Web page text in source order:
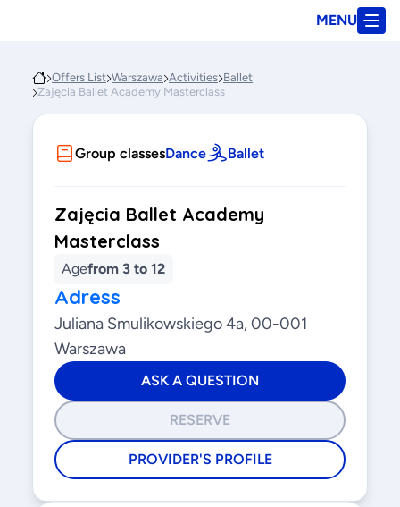
MENU
Offers List Warszawa Activities Ballet
Zajęcia Ballet Academy Masterclass
Group classesDance Ballet
Zajęcia Ballet Academy
Masterclass
Agefrom 3 to 12
Adress
Juliana Smulikowskiego 4a, 00-001
Warszawa
ASK A QUESTION
RESERVE
PROVIDER'S PROFILE